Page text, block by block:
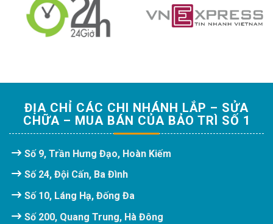
ĐỊA CHỈ CÁC CHI NHÁNH LẮP – SỬA
CHỮA – MUA BÁN CỦA BẢO TRÌ SỐ 1
Số 9, Trần Hưng Đạo, Hoàn Kiếm
Số 24, Đội Cấn, Ba Đình
Số 10, Láng Hạ, Đống Đa
Số 200, Quang Trung, Hà Đông